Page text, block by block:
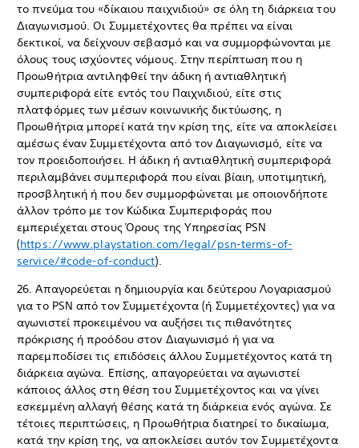
το πνεύμα του «δίκαιου παιχνιδιού» σε όλη τη διάρκεια του
Διαγωνισμού. Οι Συμμετέχοντες θα πρέπει να είναι
δεκτικοί, να δείχνουν σεβασμό και να συμμορφώνονται με
όλους τους ισχύοντες νόμους. Στην περίπτωση που η
Προωθήτρια αντιληφθεί την άδικη ή αντιαθλητική
συμπεριφορά είτε εντός του Παιχνιδιού, είτε στις
πλατφόρμες των μέσων κοινωνικής δικτύωσης, η
Προωθήτρια μπορεί κατά την κρίση της, είτε να αποκλείσει
αμέσως έναν Συμμετέχοντα από τον Διαγωνισμό, είτε να
τον προειδοποιήσει. Η άδικη ή αντιαθλητική συμπεριφορά
περιλαμβάνει συμπεριφορά που είναι βίαιη, υποτιμητική,
προσβλητική ή που δεν συμμορφώνεται με οποιονδήποτε
άλλον τρόπο με τον Κώδικα Συμπεριφοράς που
εμπεριέχεται στους Όρους της Υπηρεσίας PSN
(https://www.playstation.com/legal/psn-terms-of-
service/#code-of-conduct).
26. Απαγορεύεται η δημιουργία και δεύτερου Λογαριασμού
για το PSN από τον Συμμετέχοντα (ή Συμμετέχοντες) για να
αγωνιστεί προκειμένου να αυξήσει τις πιθανότητες
πρόκρισης ή προόδου στον Διαγωνισμό ή για να
παρεμποδίσει τις επιδόσεις άλλου Συμμετέχοντος κατά τη
διάρκεια αγώνα. Επίσης, απαγορεύεται να αγωνιστεί
κάποιος άλλος στη θέση του Συμμετέχοντος και να γίνει
εσκεμμένη αλλαγή θέσης κατά τη διάρκεια ενός αγώνα. Σε
τέτοιες περιπτώσεις, η Προωθήτρια διατηρεί το δικαίωμα,
κατά την κρίση της, να αποκλείσει αυτόν τον Συμμετέχοντα